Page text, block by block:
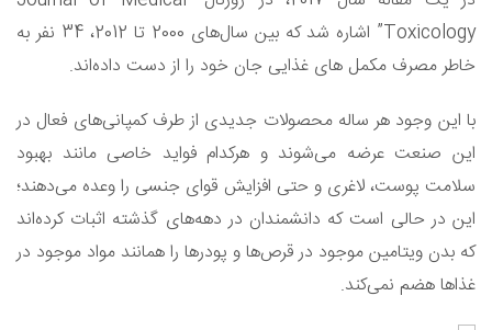
Toxicology” اشاره شد که بین سال‌های 2000 تا 2012، 34 نفر به
خاطر مصرف مکمل های غذایی جان خود را از دست داده‌اند.
با این وجود هر ساله محصولات جدیدی از طرف کمپانی‌های فعال در
این صنعت عرضه می‌شوند و هرکدام فواید خاصی مانند بهبود
سلامت پوست، لاغری و حتی افزایش قوای جنسی را وعده می‌دهند؛
این در حالی است که دانشمندان در دهه‌های گذشته اثبات کرده‌اند
که بدن ویتامین موجود در قرص‌ها و پودرها را همانند مواد موجود در
غذاها هضم نمی‌کند.